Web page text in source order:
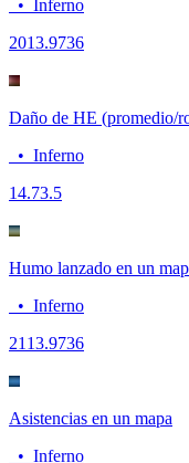
• Inferno
2013.9736
Daño de HE (promedio/
• Inferno
14.73.5
Humo lanzado en un
• Inferno
21 13.9736
Asistencias en un mapa
• Inferno